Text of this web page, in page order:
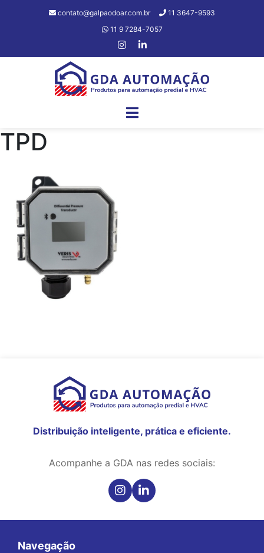
contato@galpaodoar.com.br
11 3647-9593
11 9 7284-7057
TPD
Distribuição inteligente, prática e eficiente.
Acompanhe a GDA nas redes sociais:
Navegação